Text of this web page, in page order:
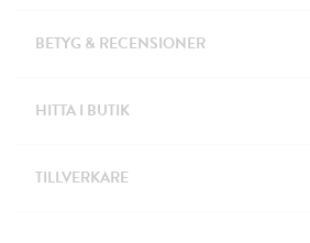
BETYG & RECENSIONER
HITTA I BUTIK
TILLVERKARE